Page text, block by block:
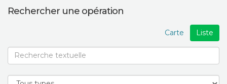
Rechercher une opération
Liste
Carte